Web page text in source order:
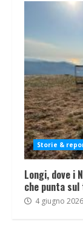
Storie &
Longi, dove i
che punta
4 giugno 2026